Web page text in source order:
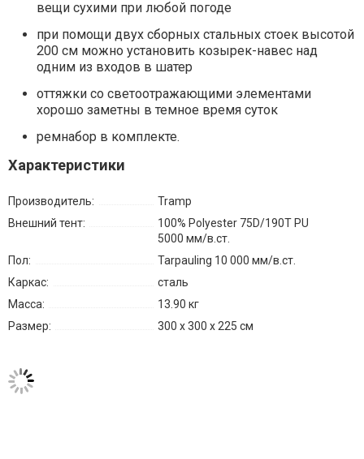
вещи сухими при любой погоде
при помощи двух сборных стальных стоек высотой
200 см можно установить козырек-навес над
одним из входов в шатер
оттяжки со светоотражающими элементами
хорошо заметны в темное время суток
ремнабор в комплекте.
Характеристики
Производитель:
Tramp
Внешний тент:
100% Polyester 75D/190T PU
5000 мм/в.ст.
Пол:
Tarpauling 10 000 мм/в.ст.
Каркас:
сталь
Масса:
13.90 кг
Размер:
300 х 300 х 225 см